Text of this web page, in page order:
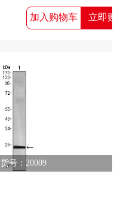
加入购物车 立即
货号：20009